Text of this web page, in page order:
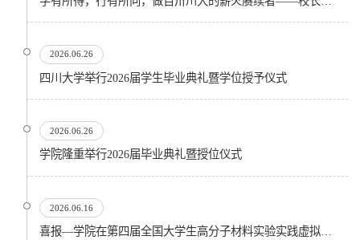
2026.06.26
四川大学举行2026届学生毕业典礼暨学位授予仪式
2026.06.26
​学院隆重举行2026届毕业典礼暨授位仪式
2026.06.16
喜报—学院在第四届全国大学生高分子材料实验实践虚拟仿真大赛再创佳绩